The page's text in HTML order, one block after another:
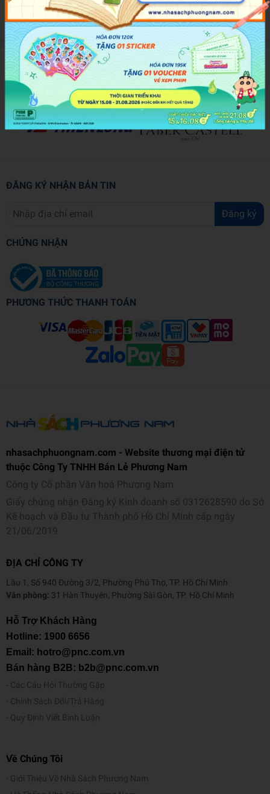
trong mùa Noel ấm áp.
Đánh giá sản phẩm
ĐĂNG KÝ NHẬN BẢN TIN
Đăng ký
CHỨNG NHẬN
PHƯƠNG THỨC THANH TOÁN
nhasachphuongnam.com - Website thương mại điện tử
thuộc Công Ty TNHH Bán Lẻ Phương Nam
Công ty Cổ phần Văn hoá Phương Nam
Giấy chứng nhận Đăng ký Kinh doanh số 0312628590 do Sở
Kế hoạch và Đầu tư Thành phố Hồ Chí Minh cấp ngày
21/06/2019
ĐỊA CHỈ CÔNG TY
Lầu 1, Số 940 Đường 3/2, Phường Phú Thọ, TP. Hồ Chí Minh
Văn phòng: 31 Hàn Thuyên, Phường Sài Gòn, TP. Hồ Chí Minh
Hỗ Trợ Khách Hàng
Hotline: 1900 6656
Email: hotro@pnc.com.vn
Bán hàng B2B: b2b@pnc.com.vn
Các Câu Hỏi Thường Gặp
Chính Sách Đổi/Trả Hàng
Quy Định Viết Bình Luận
Về Chúng Tôi
Giới Thiệu Về Nhà Sách Phương Nam